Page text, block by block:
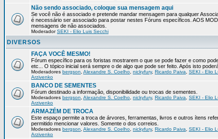
Não sendo associado, coloque sua mensagem aqui
Se você não é associado e pretende mandar mensagem para qualquer
é necessário ser associado para postar nestes Fóruns específicos. AOS
mensagens de não associados.
ModeradorSEKI - Elio Luis Secchi
DIVERSOS
FAÇA VOCÊ MESMO!
Fórum específico para os foristas mostrarem o que se pode fazer e como
etc... O tópico inicial será sempre o de algo que pode ser feito. Após isto
Moderadores bergson Alexandre S. Coelho nickyfury, Ricardo Paiva
SEKI - Elio
Arzivenko
BANCO DE SEMENTES
Fórum destinado a informação, disponibilidade ou trocas de sementes.
Moderadores bergson Alexandre S. Coelho nickyfury, Ricardo Paiva
SEKI - Elio
Arzivenko
ARMAZÉM DE TROCA
Este espaço permite a troca de árvores, ferramentas, livros e outros ítens
permitido mencionar valores. Somente o dos correios.
Moderadores bergson Alexandre S. Coelho nickyfury, Ricardo Paiva
SEKI - Elio
Arzivenko